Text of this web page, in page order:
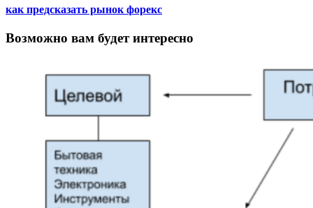
как предсказать рынок форекс
Возможно вам будет интересно